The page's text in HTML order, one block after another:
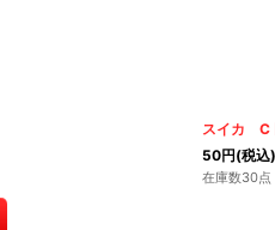
スイカ C
50円(税込)
在庫数30点